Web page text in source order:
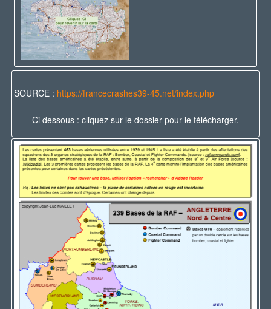
SOURCE : https://francecrashes39-45.net/index.php
Ci dessous : cliquez sur le dossier pour le télécharger.